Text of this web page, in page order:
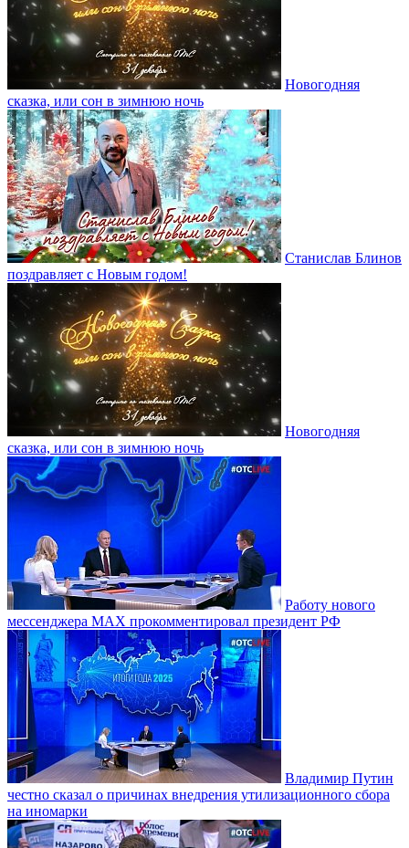
Новогодняя
сказка, или сон в зимнюю ночь
Станислав Блинов
поздравляет с Новым годом!
Новогодняя
сказка, или сон в зимнюю ночь
Работу нового
мессенджера MAX прокомментировал президент РФ
Владимир Путин
честно сказал о причинах внедрения утилизационного сбора
на иномарки